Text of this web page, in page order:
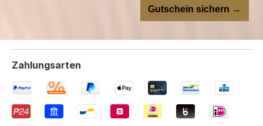
Gutschein sichern →
Zahlungsarten